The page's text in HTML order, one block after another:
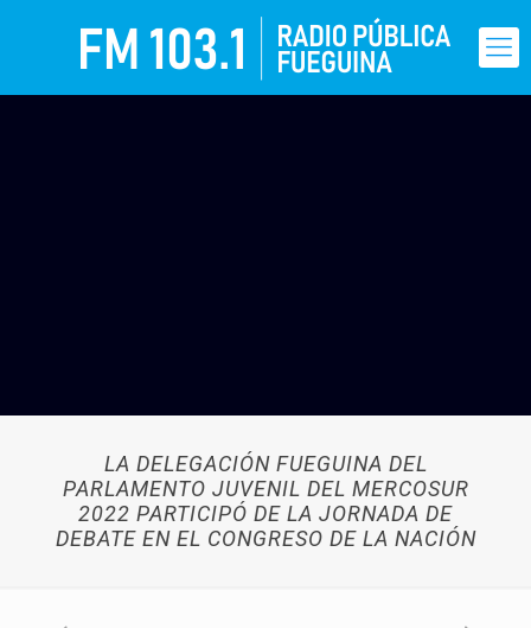
LA DELEGACIÓN FUEGUINA DEL
PARLAMENTO JUVENIL DEL MERCOSUR
2022 PARTICIPÓ DE LA JORNADA DE
DEBATE EN EL CONGRESO DE LA NACIÓN